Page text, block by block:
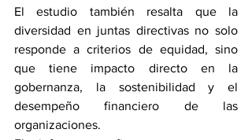
El estudio también resalta que la
diversidad en juntas directivas no solo
responde a criterios de equidad, sino
que tiene impacto directo en la
gobernanza, la sostenibilidad y el
desempeño financiero de las
organizaciones.